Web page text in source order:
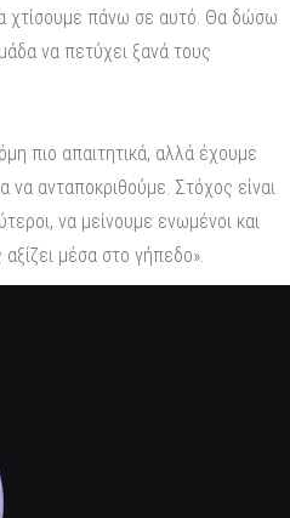
χτίσουμε πάνω σε αυτό. Θα δώσω
να πετύχει ξανά τους
πιο απαιτητικά, αλλά έχουμε
να ανταποκριθούμε. Στόχος είναι
να μείνουμε ενωμένοι και
μέσα στο γήπεδο».